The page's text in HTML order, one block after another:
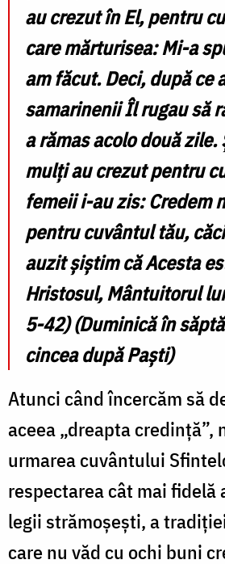
au crezut în El, pentru
care mărturisea: Mi-a
am făcut. Deci, după ce
samarinenii Îl rugau să
a rămas acolo două
mulţi au crezut pentru
femeii i-au zis: Credem
pentru cuvântul tău,
auzit şiştim că Acesta
Hristosul, Mântuitorul
5-42) (Duminică în
cincea după Paști)
Atunci când încercăm să
aceea „dreapta credință”,
urmarea cuvântului
respectarea cât mai fidelă
legii strămoșești, a
care nu văd cu ochi buni